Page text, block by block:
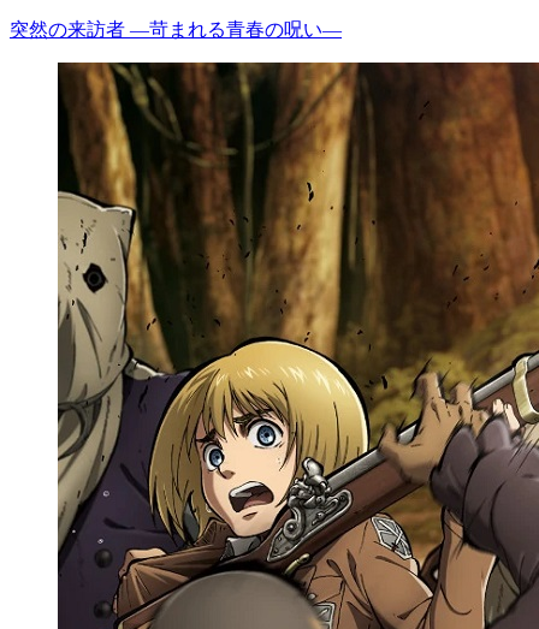
突然の来訪者 ―苛まれる青春の呪い―